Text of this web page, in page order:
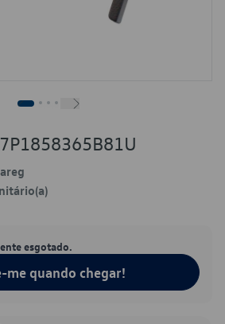
esgotado.
me quando chegar!